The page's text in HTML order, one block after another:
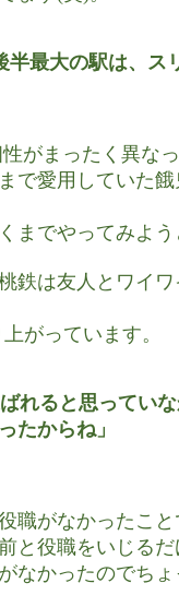
最大の駅は、ス
がまったく異な
で愛用していた
までやってみよう
鉄は友人とワイ
がっています。
れると思ってい
たからね」
職がなかったこと
と役職をいじる
なかったのでち